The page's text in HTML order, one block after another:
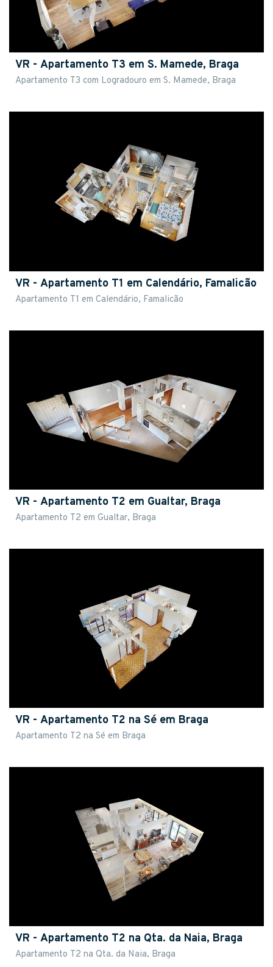
VR - Apartamento T3 em S. Mamede, Braga
Apartamento T3 com Logradouro em S. Mamede, Braga
VR - Apartamento T1 em Calendário, Famalicão
Apartamento T1 em Calendário, Famalicão
VR - Apartamento T2 em Gualtar, Braga
Apartamento T2 em Gualtar, Braga
VR - Apartamento T2 na Sé em Braga
Apartamento T2 na Sé em Braga
VR - Apartamento T2 na Qta. da Naia, Braga
Apartamento T2 na Qta. da Naia, Braga